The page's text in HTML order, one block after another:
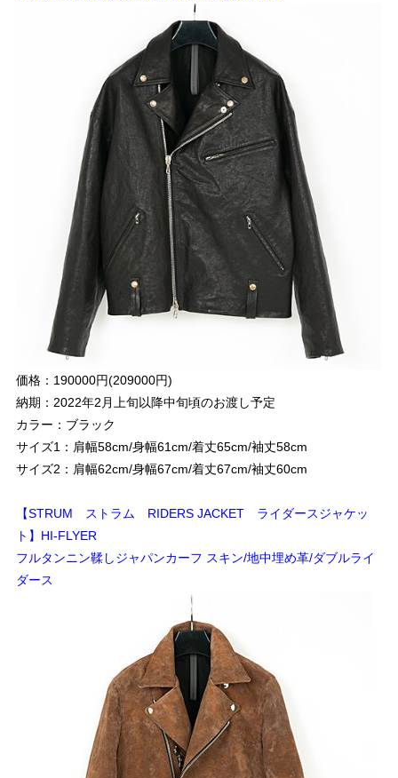
価格：190000円(209000円)
納期：2022年2月上旬以降中旬頃のお渡し予定
カラー：ブラック
サイズ1：肩幅58cm/身幅61cm/着丈65cm/袖丈58cm
サイズ2：肩幅62cm/身幅67cm/着丈67cm/袖丈60cm
【STRUM ストラム RIDERS JACKET ライダースジャケッ
ト】HI-FLYER
フルタンニン鞣しジャパンカーフ スキン/地中埋め革/ダブルライ
ダース